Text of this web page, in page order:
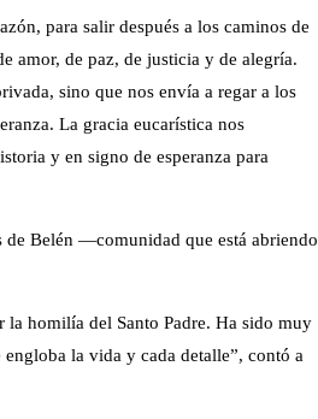
para salir después a los caminos de
amor, de paz, de justicia y de alegría.
sino que nos envía a regar a los
La gracia eucarística nos
y en signo de esperanza para
de Belén —comunidad que está abriendo
homilía del Santo Padre. Ha sido muy
la vida y cada detalle”, contó a